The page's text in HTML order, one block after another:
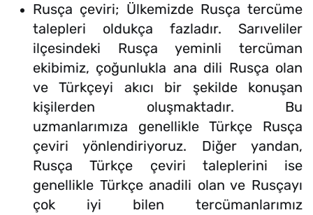
Rusça çeviri; Ülkemizde Rusça tercüme
talepleri oldukça fazladır. Sarıveliler
ilçesindeki Rusça yeminli tercüman
ekibimiz, çoğunlukla ana dili Rusça olan
ve Türkçeyi akıcı bir şekilde konuşan
kişilerden oluşmaktadır. Bu
uzmanlarımıza genellikle Türkçe Rusça
çeviri yönlendiriyoruz. Diğer yandan,
Rusça Türkçe çeviri taleplerini ise
genellikle Türkçe anadili olan ve Rusçayı
çok iyi bilen tercümanlarımız